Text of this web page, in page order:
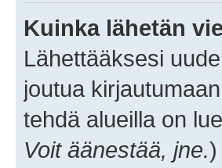
Kuinka lähetän
Lähettääksesi
joutua
tehdä alueilla on
Voit äänestää, jne.)